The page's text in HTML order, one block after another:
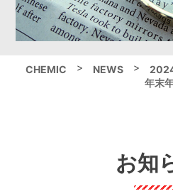
CHEMIC > NEWS >
年末
お知